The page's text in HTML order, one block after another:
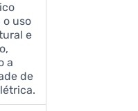
o uso
e
a
de